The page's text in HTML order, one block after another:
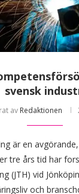
svensk
av Redaktionen
är en
tre års tid har
(JTH) vid
och